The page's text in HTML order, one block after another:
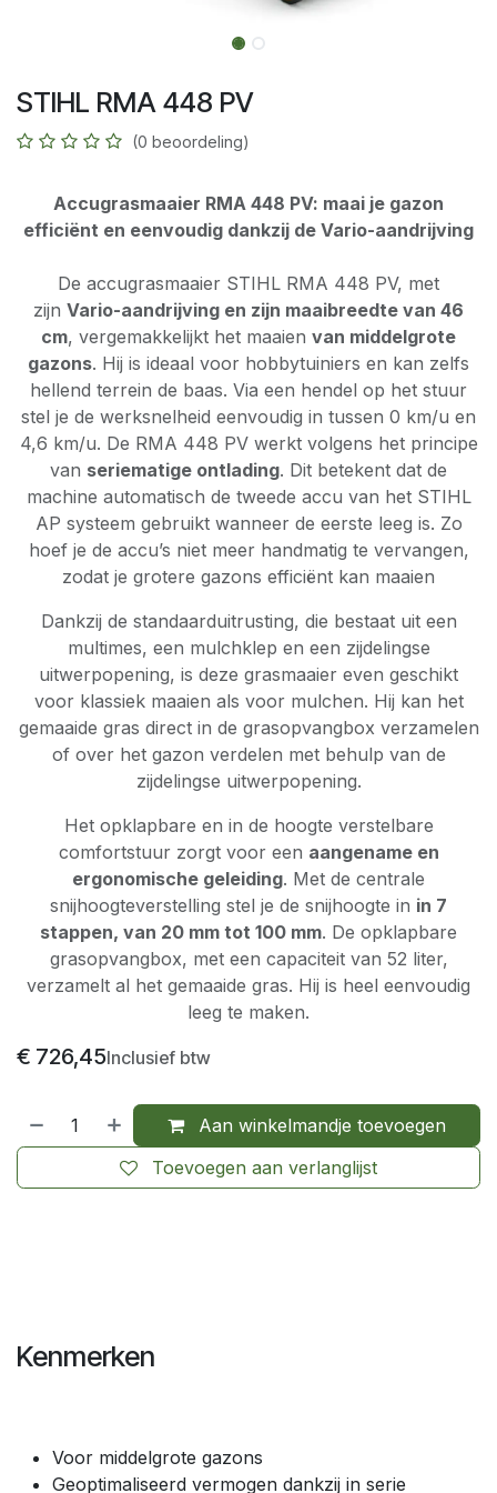
STIHL RMA 448 PV
(0 beoordeling)
Accugrasmaaier RMA 448 PV: maai je gazon
efficiënt en eenvoudig dankzij de Vario-aandrijving
De accugrasmaaier STIHL RMA 448 PV, met
zijn Vario-aandrijving en zijn maaibreedte van 46
cm, vergemakkelijkt het maaien van middelgrote
gazons. Hij is ideaal voor hobbytuiniers en kan zelfs
hellend terrein de baas. Via een hendel op het stuur
stel je de werksnelheid eenvoudig in tussen 0 km/u en
4,6 km/u. De RMA 448 PV werkt volgens het principe
van seriematige ontlading. Dit betekent dat de
machine automatisch de tweede accu van het STIHL
AP systeem gebruikt wanneer de eerste leeg is. Zo
hoef je de accu’s niet meer handmatig te vervangen,
zodat je grotere gazons efficiënt kan maaien
Dankzij de standaarduitrusting, die bestaat uit een
multimes, een mulchklep en een zijdelingse
uitwerpopening, is deze grasmaaier even geschikt
voor klassiek maaien als voor mulchen. Hij kan het
gemaaide gras direct in de grasopvangbox verzamelen
of over het gazon verdelen met behulp van de
zijdelingse uitwerpopening.
Het opklapbare en in de hoogte verstelbare
comfortstuur zorgt voor een aangename en
ergonomische geleiding. Met de centrale
snijhoogteverstelling stel je de snijhoogte in in 7
stappen, van 20 mm tot 100 mm. De opklapbare
grasopvangbox, met een capaciteit van 52 liter,
verzamelt al het gemaaide gras. Hij is heel eenvoudig
leeg te maken.
€ 726,45Inclusief btw
Aan winkelmandje toevoegen
Toevoegen aan verlanglijst
Kenmerken
Voor middelgrote gazons
Geoptimaliseerd vermogen dankzij in serie